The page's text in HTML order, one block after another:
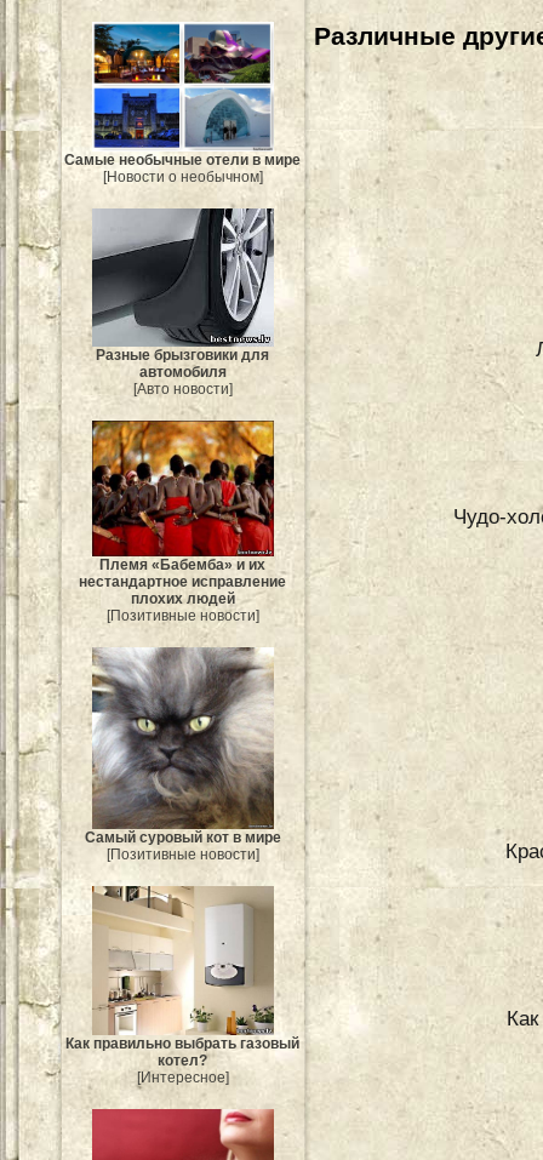
Самые необычные отели в мире
[Новости о необычном]
Разные брызговики для
автомобиля
[Авто новости]
Племя «Бабемба» и их
нестандартное исправление
плохих людей
[Позитивные новости]
Самый суровый кот в мире
[Позитивные новости]
Как правильно выбрать газовый
котел?
[Интересное]
Различные
Чудо-